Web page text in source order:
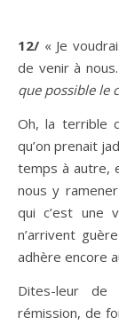
12/ « Je
de venir à
que possible le
Oh, la terrible
qu’on prenait
temps à autre,
nous y
qui c’est une
n’arrivent
adhère encore
Dites-leur de
rémission, de